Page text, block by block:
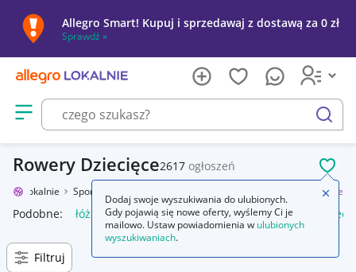
Allegro Smart! Kupuj i sprzedawaj z dostawą za 0 zł
Sprawdź »
Otwórz menu z kategoriami
szukaj
Rowery Dziecięce2617 ogłoszeń
Lokalnie Sport i turystyka Dziecięce
Podobne: łóżko dziecięce łóżeczko dziecięce kalosze
Filtruj
Dodaj swoje wyszukiwania do ulubionych.
Gdy pojawią się nowe oferty, wyślemy Ci je
mailowo. Ustaw powiadomienia w ulubionych
wyszukiwaniach.